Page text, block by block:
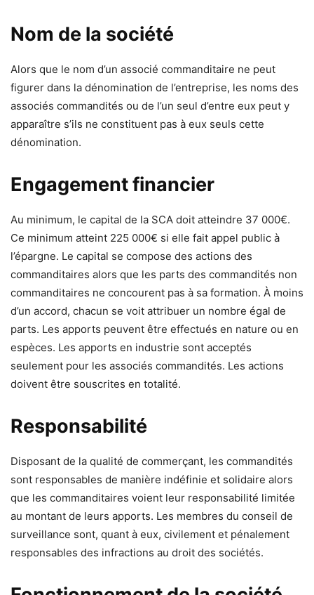
Nom de la société
Alors que le nom d’un associé commanditaire ne peut
figurer dans la dénomination de l’entreprise, les noms des
associés commandités ou de l’un seul d’entre eux peut y
apparaître s’ils ne constituent pas à eux seuls cette
dénomination.
Engagement financier
Au minimum, le capital de la SCA doit atteindre 37 000€.
Ce minimum atteint 225 000€ si elle fait appel public à
l’épargne. Le capital se compose des actions des
commanditaires alors que les parts des commandités non
commanditaires ne concourent pas à sa formation. À moins
d’un accord, chacun se voit attribuer un nombre égal de
parts. Les apports peuvent être effectués en nature ou en
espèces. Les apports en industrie sont acceptés
seulement pour les associés commandités. Les actions
doivent être souscrites en totalité.
Responsabilité
Disposant de la qualité de commerçant, les commandités
sont responsables de manière indéfinie et solidaire alors
que les commanditaires voient leur responsabilité limitée
au montant de leurs apports. Les membres du conseil de
surveillance sont, quant à eux, civilement et pénalement
responsables des infractions au droit des sociétés.